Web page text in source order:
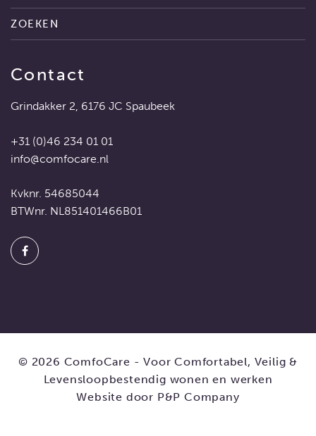
ZOEKEN
Contact
Grindakker 2, 6176 JC Spaubeek
+31 (0)46 234 01 01
info@comfocare.nl
Kvknr. 54685044
BTWnr. NL851401466B01
© 2026 ComfoCare - Voor Comfortabel, Veilig &
Levensloopbestendig wonen en werken
Website door P&P Company